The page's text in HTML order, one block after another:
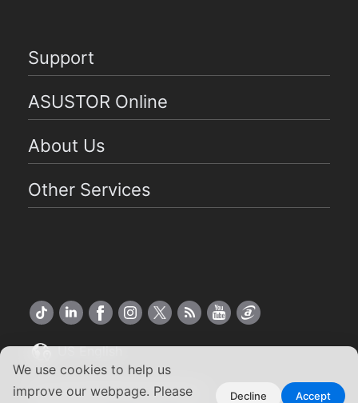
We use cookies to help us
improve our webpage. Please
Decline Accept
Support
ASUSTOR Online
About Us
Other Services
US English
Copyright ©2026 ASUSTOR Inc.